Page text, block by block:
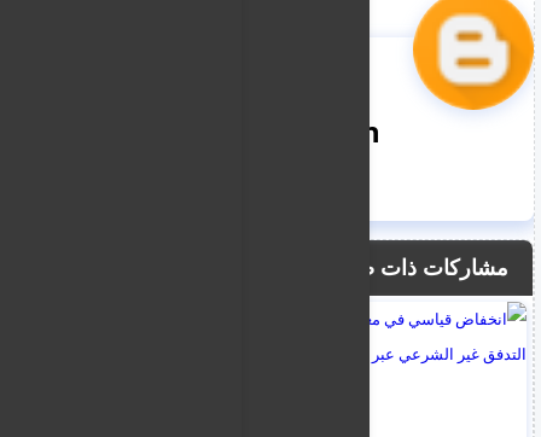
nooreddin
مشاركات ذات صلة